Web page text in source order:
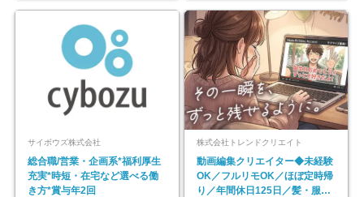
サイボウズ株式会社
総合職/営業・企画系*福利厚生
充実*時短・在宅など選べる働
き方*賞与年2回
株式会社トレンドクリエイト
動画編集クリエイター◆未経験
OK／フルリモOK／ほぼ定時帰
り／年間休日125日／髪・服・